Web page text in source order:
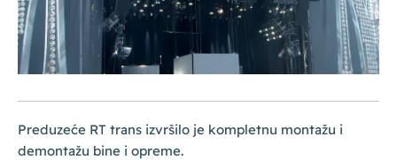
Preduzeće RT trans izvršilo je kompletnu montažu i
demontažu bine i opreme.